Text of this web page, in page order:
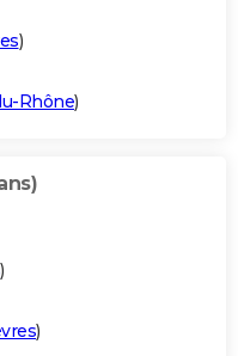
)
Rhône)
)
)